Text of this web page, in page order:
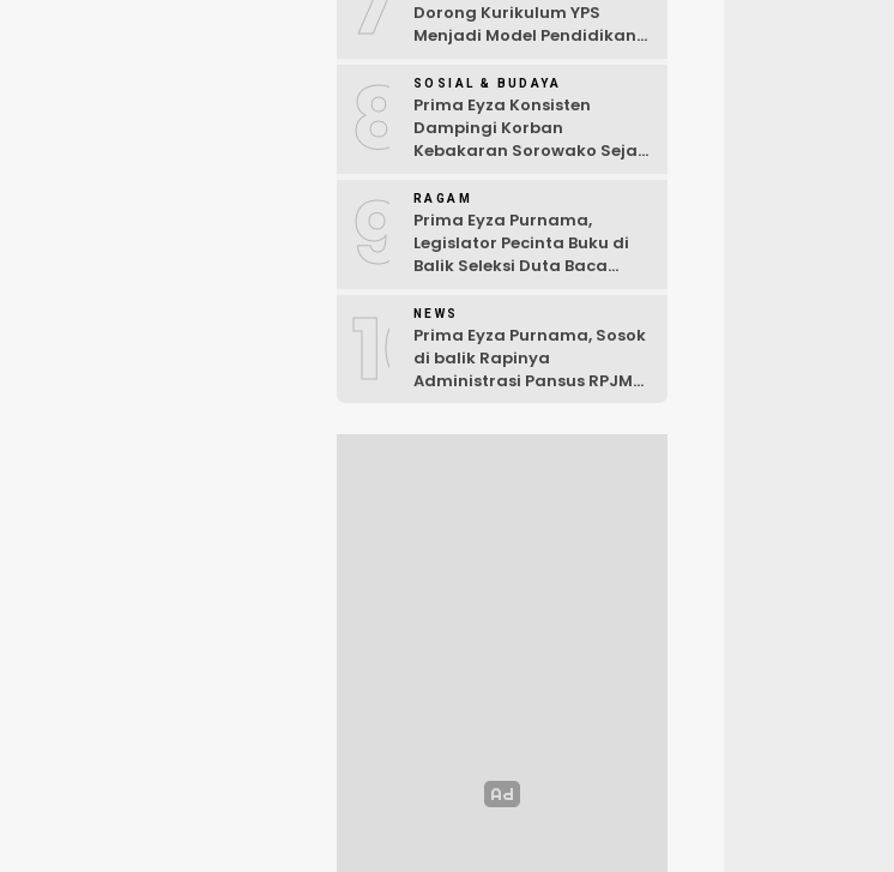
Dorong Kurikulum YPS
Menjadi Model Pendidikan
8 SOSIAL & BUDAYA
Prima Eyza Konsisten
Dampingi Korban
Kebakaran Sorowako Sejak
9 RAGAM
Prima Eyza Purnama,
Legislator Pecinta Buku di
Balik Seleksi Duta Baca
10NEWS
Prima Eyza Purnama, Sosok
di balik Rapinya
Administrasi Pansus RPJMD